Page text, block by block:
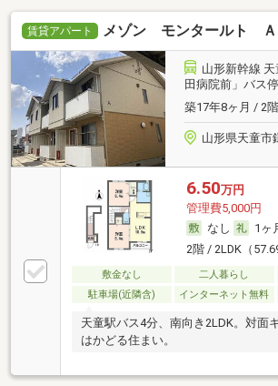
賃貸アパート メゾン モンタールト Ａ
山形新幹線
田病院前」バス
築17年8ヶ月 / 2
山形県天童市
6.50万円
管理費5,000円
なし
1ヶ
2階 / 2LDK（
敷金なし 二人暮らし
駐車場(近隣含)
インターネット無料
天童駅バス4分、南向き2LDK。対面
はかどる住まい。